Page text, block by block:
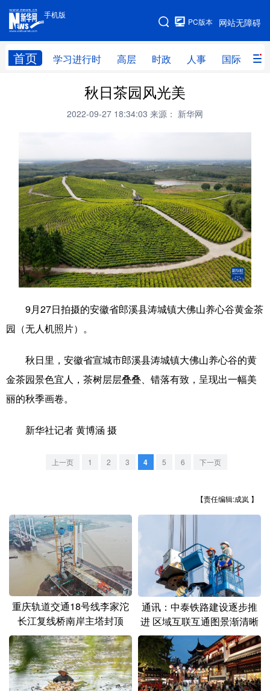
手机版
网站无障碍
PC版本
首页 学习进行时 高层 时政 人事 国际 财
手机版
网站地图
高层 时政
财经 网评
科技 科创 量子 体育
文化 书画 健康 军事
访谈 视频 图片 政务
法律 中央文件 金融 汽车
食品 人居 信息化 数字经济
文化产业
天津 河北
江苏
浙江 安徽 福建
山东 河南 湖北 湖南
广西 海南 重庆
四川 贵州 云南 西藏
陕西 甘肃 青海 宁夏
新疆 内蒙古 黑龙江
秋日茶园风光美
2022-09-27 18:34:03 来源： 新华网
9月27日拍摄的安徽省郎溪县涛城镇大佛山养心谷黄金茶
园（无人机照片）。
秋日里，安徽省宣城市郎溪县涛城镇大佛山养心谷的黄
金茶园景色宜人，茶树层层叠叠、错落有致，呈现出一幅美
丽的秋季画卷。
新华社记者 黄博涵 摄
上一页 1 2 3 4 5 6 下一页
【责任编辑:成岚 】
重庆轨道交通18号线李家沱
长江复线桥南岸主塔封顶
通讯：中泰铁路建设逐步推
进 区域互联互通图景渐清晰